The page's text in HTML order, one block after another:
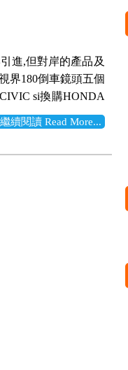
進,但對岸的產品及
界180倒車鏡頭五個
si換購HONDA
對不是那麼好掌控
廠報價9900元實在
年2013年9月上網
車子沒有死角而且
友並支持國貨,自己
路訂購的【新視界
繼續閱讀 Read More...